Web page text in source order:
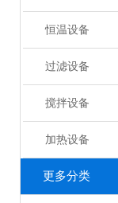
恒温设备
过滤设备
搅拌设备
加热设备
更多分类